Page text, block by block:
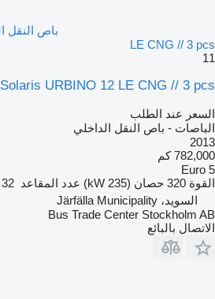
LE CNG // 3 pcs
11
Solaris URBINO 12 LE CNG // 3 pcs
السعر عند الطلب
الباصات - باص النقل الداخلي
2013
782,000 كم
Euro 5
القوة 320 حصان (235 kW) عدد المقاعد 32
السويد، Järfälla Municipality
Bus Trade Center Stockholm AB
الاتصال بالبائع